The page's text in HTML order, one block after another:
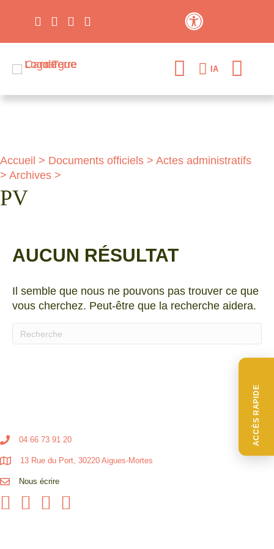
ACCÈS RAPIDE
IA
Accueil > Documents officiels > Actes administratifs
> Archives >
PV
AUCUN RÉSULTAT
Il semble que nous ne pouvons pas trouver ce que
vous cherchez. Peut-être que la recherche aidera.
04 66 73 91 20
13 Rue du Port, 30220 Aigues-Mortes
Nous écrire